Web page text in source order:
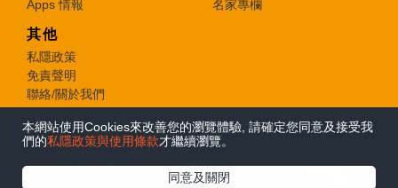
本網站使用Cookies來改善您的瀏覽體驗, 請確定您同意及接受我
們的私隱政策與使用條款才繼續瀏覽。
同意及關閉
Apps 情報
名家專欄
其他
私隱政策
免責聲明
聯絡/關於我們
© 2026 e-zone. All Rights Reserved.